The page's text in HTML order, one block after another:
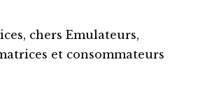
chers Emulateurs,
et consommateurs